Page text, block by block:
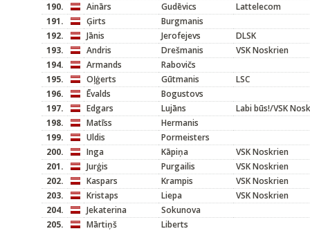
190.
Ainārs Gudēvics
Lattelecom
191.
Ģirts
Burgmanis
192.
Jānis Jerofejevs
DLSK
193.
Andris Drešmanis
VSK Noskrien
194.
Armands
Rabovičs
195.
Oļģerts Gūtmanis
LSC
196.
Ēvalds
Bogustovs
197.
Edgars Lujāns
Labi būs!/VSK
198.
Matīss
Hermanis
199.
Uldis
Pormeisters
200.
Inga Kāpiņa
VSK Noskrien
201.
Jurģis Purgailis
VSK Noskrien
202.
Kaspars Krampis
VSK Noskrien
203.
Kristaps Liepa
VSK Noskrien
204.
Jekaterina
Sokunova
205.
Mārtiņš
Liberts